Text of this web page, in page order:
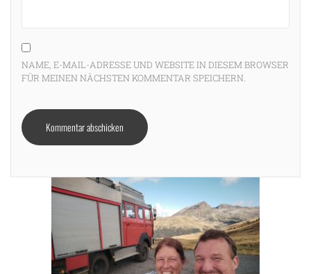
NAME, E-MAIL-ADRESSE UND WEBSITE IN DIESEM BROWSER
FÜR MEINEN NÄCHSTEN KOMMENTAR SPEICHERN.